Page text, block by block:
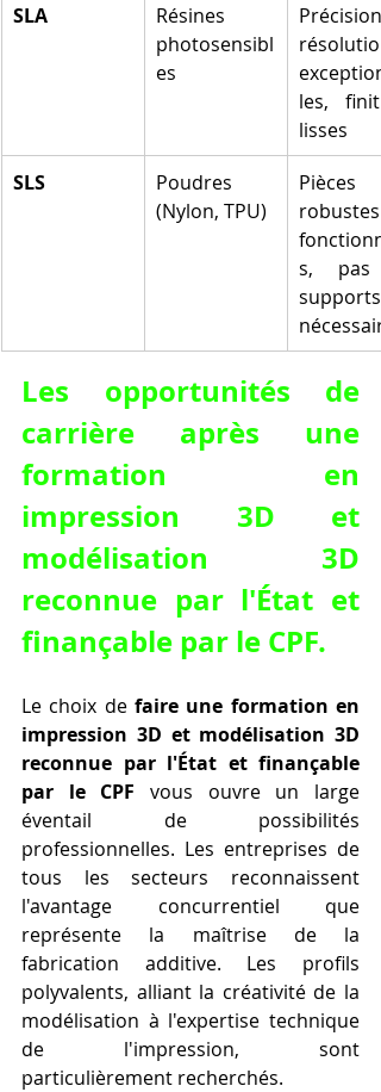
SLA
Résines
photosensibl
es
résolution
les,
lisses
SLS
Poudres
(Nylon, TPU)
Pièces
s, pas
supports
Les opportunités de
carrière après une
formation en
impression 3D et
modélisation 3D
reconnue par l'État et
finançable par le CPF.
Le choix de faire une formation en
impression 3D et modélisation 3D
reconnue par l'État et finançable
par le CPF vous ouvre un large
éventail de possibilités
professionnelles. Les entreprises de
tous les secteurs reconnaissent
l'avantage concurrentiel que
représente la maîtrise de la
fabrication additive. Les profils
polyvalents, alliant la créativité de la
modélisation à l'expertise technique
de l'impression, sont
particulièrement recherchés.